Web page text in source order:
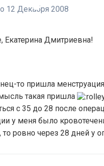
12 Декабря 2008
Екатерина Дмитриевна!
то пришла
такая пришла
с 35 до 28 после
у меня было
то ровно через 28 дней у